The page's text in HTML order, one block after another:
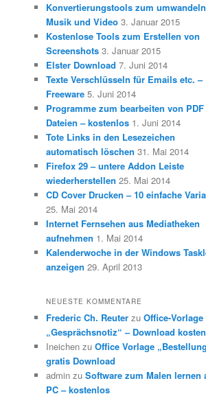
Konvertierungstools zum
Musik und Video 3. Januar 2015
Kostenlose Tools zum Erstellen von
Screenshots 3. Januar 2015
Elster Download 7. Juni 2014
Texte Verschlüsseln für Emails etc. –
Freeware 5. Juni 2014
Programme zum bearbeiten von PDF
Dateien – kostenlos 1. Juni 2014
Tote Links in den Lesezeichen
automatisch löschen 31. Mai 2014
Firefox 29 – untere Addon Leiste
wiederherstellen 25. Mai 2014
CD Cover Drucken – 10 einfache
25. Mai 2014
Internet Fernsehen aus Mediatheken
aufnehmen 1. Mai 2014
Kalenderwoche in der Windows
anzeigen 29. April 2013
NEUESTE KOMMENTARE
Frederic Ch. Reuter zu Office-Vorlage
„Gesprächsnotiz“ – Download
Ineichen zu Office Vorlage
gratis Download
admin zu Software zum Malen lernen
PC – kostenlos